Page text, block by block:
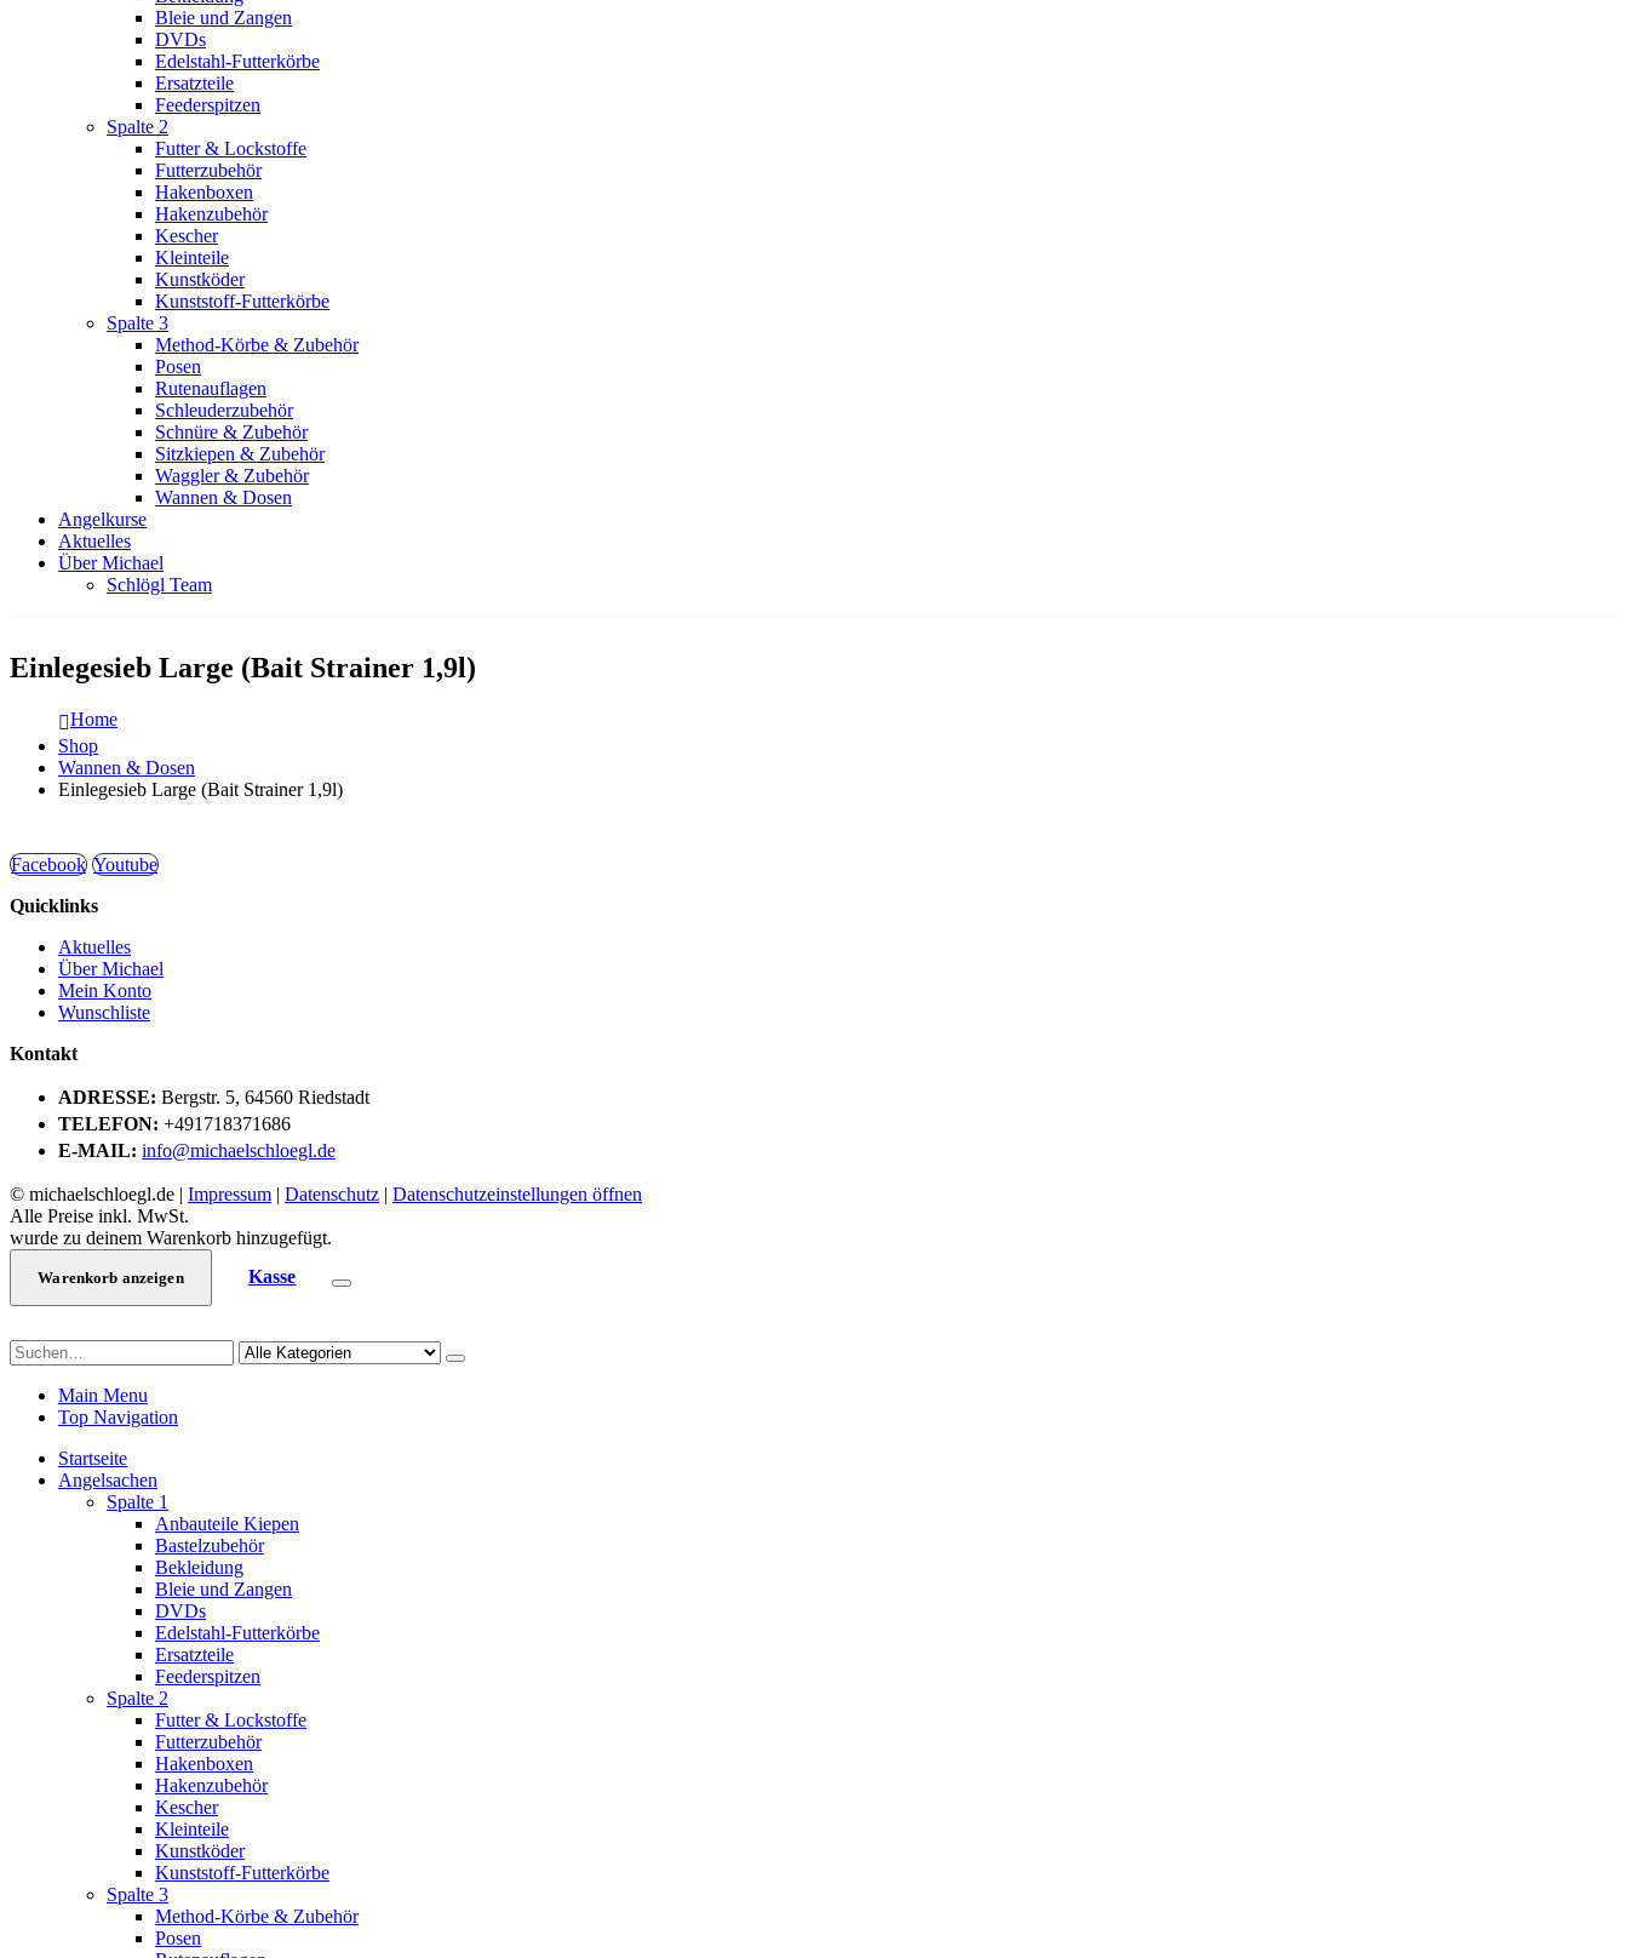
Bleie und Zangen
DVDs
Edelstahl-Futterkörbe
Ersatzteile
Feederspitzen
Spalte 2
Futter & Lockstoffe
Futterzubehör
Hakenboxen
Hakenzubehör
Kescher
Kleinteile
Kunstköder
Kunststoff-Futterkörbe
Spalte 3
Method-Körbe & Zubehör
Posen
Rutenauflagen
Schleuderzubehör
Schnüre & Zubehör
Sitzkiepen & Zubehör
Waggler & Zubehör
Wannen & Dosen
Angelkurse
Aktuelles
Über Michael
Schlögl Team
Einlegesieb Large (Bait Strainer 1,9l)
Home
Shop
Wannen & Dosen
Einlegesieb Large (Bait Strainer 1,9l)
Facebook Youtube
Quicklinks
Aktuelles
Über Michael
Mein Konto
Wunschliste
Kontakt
ADRESSE: Bergstr. 5, 64560 Riedstadt
TELEFON: +491718371686
E-MAIL: info@michaelschloegl.de
© michaelschloegl.de | Impressum | Datenschutz | Datenschutzeinstellungen öffnen
Alle Preise inkl. MwSt.
wurde zu deinem Warenkorb hinzugefügt.
Warenkorb anzeigen Kasse
Main Menu
Top Navigation
Startseite
Angelsachen
Spalte 1
Anbauteile Kiepen
Bastelzubehör
Bekleidung
Bleie und Zangen
DVDs
Edelstahl-Futterkörbe
Ersatzteile
Feederspitzen
Spalte 2
Futter & Lockstoffe
Futterzubehör
Hakenboxen
Hakenzubehör
Kescher
Kleinteile
Kunstköder
Kunststoff-Futterkörbe
Spalte 3
Method-Körbe & Zubehör
Posen